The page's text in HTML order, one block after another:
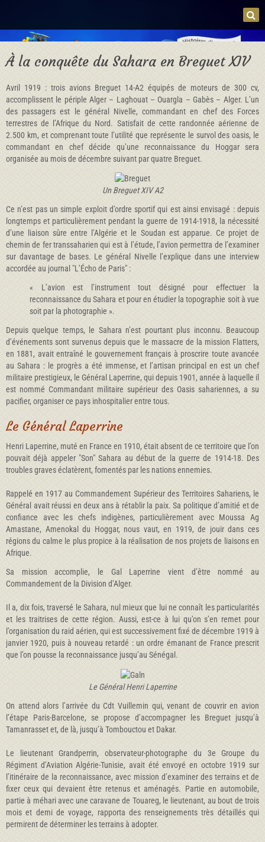
À la conquête du Sahara en Breguet XIV
Avril 1919 : trois avions Breguet 14-A2 équipés de moteurs de 300 cv,
accomplissent le périple Alger – Laghouat – Ouargla – Gabès – Alger. L’un
des passagers est le général Nivelle, commandant en chef des Forces
terrestres de l’Afrique du Nord. Satisfait de cette randonnée aérienne de
2.500 km, et comprenant toute l’utilité que représente le survol des oasis, le
commandant en chef décide qu’une reconnaissance du Hoggar sera
organisée au mois de décembre suivant par quatre Breguet.
Un Breguet XIV A2
Ce n’est pas un simple exploit d’ordre sportif qui est ainsi envisagé : depuis
longtemps et particulièrement pendant la guerre de 1914-1918, la nécessité
d’une liaison sûre entre l’Algérie et le Soudan est apparue. Ce projet de
chemin de fer transsaharien qui est à l’étude, l’avion permettra de l’examiner
sur davantage de bases. Le général Nivelle l’explique dans une interview
accordée au journal "L’Écho de Paris" :
« L’avion est l’instrument tout désigné pour effectuer la
reconnaissance du Sahara et pour en étudier la topographie soit à vue
soit par la photographie ».
Depuis quelque temps, le Sahara n’est pourtant plus inconnu. Beaucoup
d’événements sont survenus depuis que le massacre de la mission Flatters,
en 1881, avait entraîné le gouvernement français à proscrire toute avancée
au Sahara : le progrès a été immense, et l’artisan principal en est un chef
militaire prestigieux, le Général Laperrine, qui depuis 1901, année à laquelle il
est nommé Commandant militaire supérieur des Oasis sahariennes, a su
pacifier, organiser ce pays inhospitalier entre tous.
Le Général Laperrine
Henri Laperrine, muté en France en 1910, était absent de ce territoire que l’on
pouvait déjà appeler "Son" Sahara au début de la guerre de 1914-18. Des
troubles graves éclatèrent, fomentés par les nations ennemies.
Rappelé en 1917 au Commandement Supérieur des Territoires Sahariens, le
Général avait réussi en deux ans à rétablir la paix. Sa politique d’amitié et de
confiance avec les chefs indigènes, particulièrement avec Moussa Ag
Amastane, Amenokal du Hoggar, nous vaut, en 1919, de jouir dans ces
régions du calme le plus propice à la réalisation de nos projets de liaisons en
Afrique.
Sa mission accomplie, le Gal Laperrine vient d’être nommé au
Commandement de la Division d’Alger.
Il a, dix fois, traversé le Sahara, nul mieux que lui ne connaît les particularités
et les traitrises de cette région. Aussi, est-ce à lui qu’on s’en remet pour
l’organisation du raid aérien, qui est successivement fixé de décembre 1919 à
janvier 1920, puis à nouveau retardé : un ordre émanant de France prescrit
que l’on pousse la reconnaissance jusqu’au Sénégal.
Le Général Henri Laperrine
On attend alors l’arrivée du Cdt Vuillemin qui, venant de couvrir en avion
l’étape Paris-Barcelone, se propose d’accompagner les Breguet jusqu’à
Tamanrasset et, de là, jusqu’à Tombouctou et Dakar.
Le lieutenant Grandperrin, observateur-photographe du 3e Groupe du
Régiment d’Aviation Algérie-Tunisie, avait été envoyé en octobre 1919 sur
l’itinéraire de la reconnaissance, avec mission d’examiner des terrains et de
fixer ceux qui devaient être retenus et aménagés. Partie en automobile,
partie à méhari avec une caravane de Touareg, le lieutenant, au bout de trois
mois et demi de voyage, rapporta des renseignements très détaillés qui
permirent de déterminer les terrains à adopter.